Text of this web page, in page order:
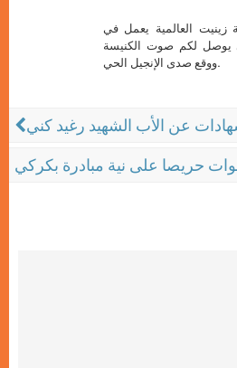
العالمية يعمل في
يوصل لكم صوت الكنيسة
ووقع صدى الإنجيل الحي.
عن الأب الشهيد رغيد كني
حريصا على نية مبادرة بكركي